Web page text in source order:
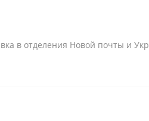
в отделения Новой почты и